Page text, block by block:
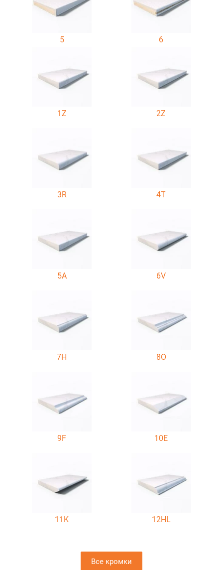
5 6
1Z 2Z
3R 4T
5A 6V
7H 8O
9F 10E
11K 12HL
Все кромки